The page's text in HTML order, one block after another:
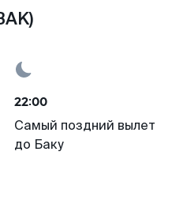
22:00
Самый поздний вылет
до Баку